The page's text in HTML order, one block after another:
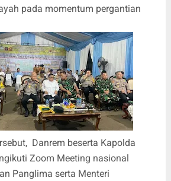
pada momentum pergantian
Danrem beserta Kapolda
Zoom Meeting nasional
Panglima serta Menteri